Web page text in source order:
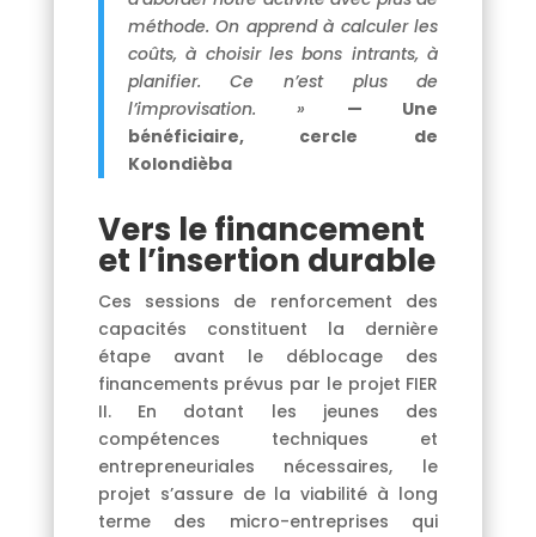
méthode. On apprend à calculer les
coûts, à choisir les bons intrants, à
planifier. Ce n’est plus de
l’improvisation. »
— Une
bénéficiaire, cercle de
Kolondièba
Vers le financement
et l’insertion durable
Ces sessions de renforcement des
capacités constituent la dernière
étape avant le déblocage des
financements prévus par le projet FIER
II. En dotant les jeunes des
compétences techniques et
entrepreneuriales nécessaires, le
projet s’assure de la viabilité à long
terme des micro-entreprises qui